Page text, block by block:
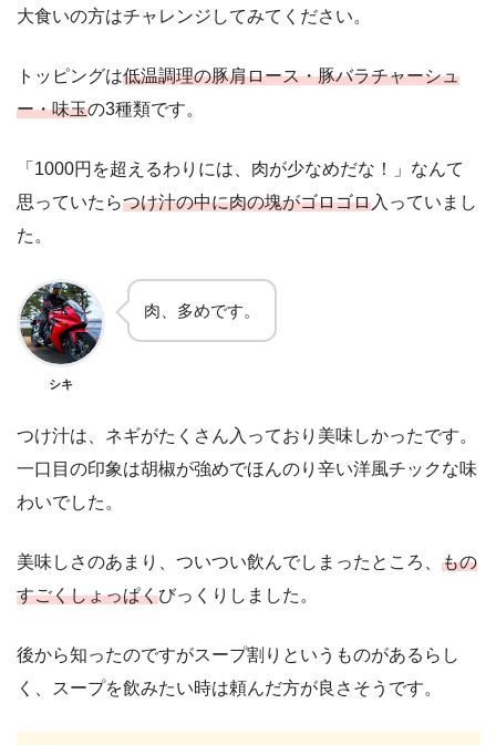
大食いの方はチャレンジしてみてください。
トッピングは低温調理の豚肩ロース・豚バラチャーシュ
ー・味玉の3種類です。
「1000円を超えるわりには、肉が少なめだな！」なんて
思っていたらつけ汁の中に肉の塊がゴロゴロ入っていまし
た。
シキ
肉、多めです。
つけ汁は、ネギがたくさん入っており美味しかったです。
一口目の印象は胡椒が強めでほんのり辛い洋風チックな味
わいでした。
美味しさのあまり、ついつい飲んでしまったところ、 もの
すごくしょっぱくびっくりしました。
後から知ったのですがスープ割りというものがあるらし
く、スープを飲みたい時は頼んだ方が良さそうです。